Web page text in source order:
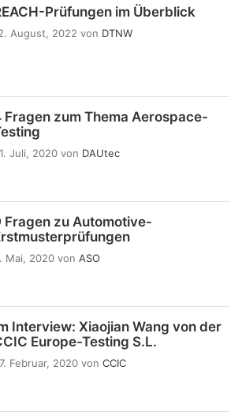
Prüfungen im Überblick
August, 2022 von DTNW
Fragen zum Thema Aerospace-
Juli, 2020 von DAUtec
Fragen zu Automotive-
Mai, 2020 von ASO
Interview: Xiaojian Wang von der
Europe-Testing S.L.
Februar, 2020 von CCIC